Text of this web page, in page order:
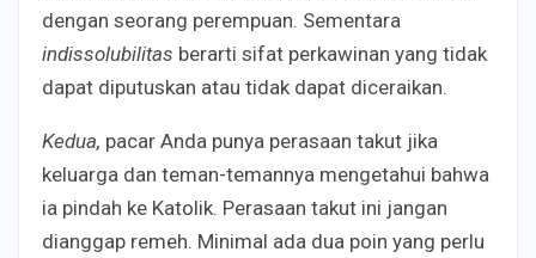
dengan seorang perempuan. Sementara
indissolubilitas berarti sifat perkawinan yang tidak
dapat diputuskan atau tidak dapat diceraikan.
Kedua, pacar Anda punya perasaan takut jika
keluarga dan teman-temannya mengetahui bahwa
ia pindah ke Katolik. Perasaan takut ini jangan
dianggap remeh. Minimal ada dua poin yang perlu